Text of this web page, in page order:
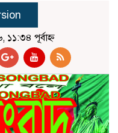
১১:৩৪ পূর্বাহ্ন